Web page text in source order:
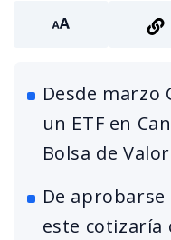
Desde marzo
un ETF en
Bolsa de
De aprobarse
este cotizaría